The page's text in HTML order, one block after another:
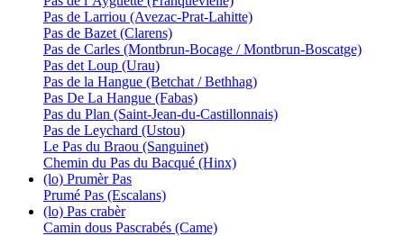
Pas de Larriou (Avezac-Prat-Lahitte)
Pas de Bazet (Clarens)
Pas de Carles (Montbrun-Bocage / Montbrun-Boscatge)
Pas det Loup (Urau)
Pas de la Hangue (Betchat / Bethhag)
Pas De La Hangue (Fabas)
Pas du Plan (Saint-Jean-du-Castillonnais)
Pas de Leychard (Ustou)
Le Pas du Braou (Sanguinet)
Chemin du Pas du Bacqué (Hinx)
(lo) Prumèr Pas
Prumé Pas (Escalans)
(lo) Pas crabèr
Camin dous Pascrabés (Came)